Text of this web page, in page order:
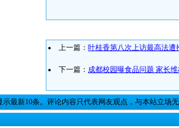
上一篇： 叶桂香第八次上访最高法遭
下一篇： 成都校园曝食品问题 家长
示最新10条。评论内容只代表网友观点，与本站立场